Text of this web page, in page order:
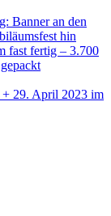
Banner an den
hin
fast fertig – 3.700
+ 29. April 2023 im